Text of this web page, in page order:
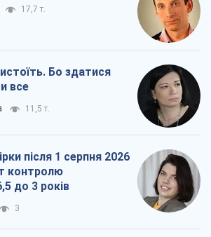
17,7 т.
Бо здатися
все
11,5 т.
після 1 серпня 2026
контролю
до 3 років
3